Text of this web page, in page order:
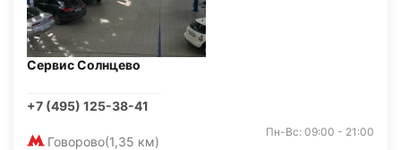
Сервис Солнцево
+7 (495) 125-38-41
Говорово(1,35 км)
Пн-Вс: 09:00 - 21:00